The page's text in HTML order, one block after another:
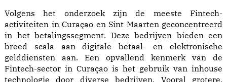
Volgens het onderzoek zijn de meeste Fintech-
activiteiten in Curaçao en Sint Maarten geconcentreerd
in het betalingssegment. Deze bedrijven bieden een
breed scala aan digitale betaal- en elektronische
gelddiensten aan. Een opvallend kenmerk van de
Fintech-sector in Curaçao is het gebruik van inhouse
technologie door diverse bedrijven. Vooral grotere,